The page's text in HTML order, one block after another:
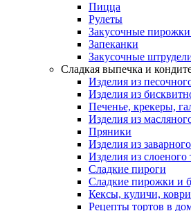
Пицца
Рулеты
Закусочные
Запеканки
Закусочные
Сладкая выпечка и
Изделия из
Изделия из
Печенье, крекеры,
Изделия из
Пряники
Изделия из заварного
Изделия из слоеного
Сладкие пироги
Сладкие пирожки и
Кексы, куличи,
Рецепты тортов в